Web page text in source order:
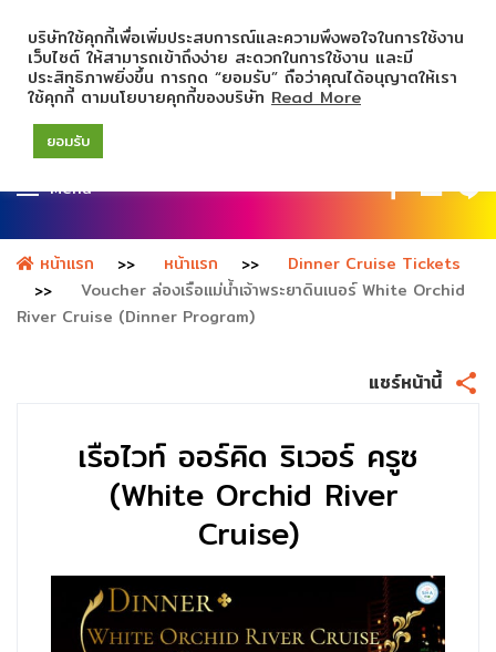
Menu
หน้าแรก หน้าแรก
Dinner Cruise Tickets
Voucher ล่องเรือแม่น้ำเจ้าพระยาดินเนอร์ White Orchid
River Cruise (Dinner Program)
แชร์หน้านี้
เรือไวท์ ออร์คิด ริเวอร์ ครูซ
(White Orchid River
Cruise)
บริษัทใช้คุกกี้เพื่อเพิ่มประสบการณ์และความพึงพอใจในการใช้งาน
เว็บไซต์ ให้สามารถเข้าถึงง่าย สะดวกในการใช้งาน และมี
ประสิทธิภาพยิ่งขึ้น การกด “ยอมรับ” ถือว่าคุณได้อนุญาตให้เรา
ใช้คุกกี้ ตามนโยบายคุกกี้ของบริษัท Read More
ยอมรับ